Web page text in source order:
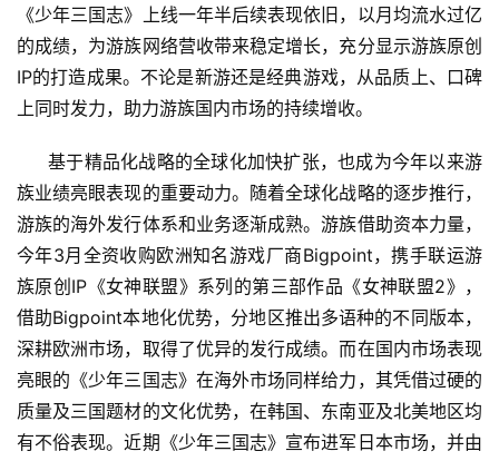
界
手
机
单
机
游
戏
休
闲
游
戏
《少年三国志》上线一年半后续表现依旧，以月均流水过亿
的成绩，为游族网络营收带来稳定增长，充分显示游族原创
IP的打造成果。不论是新游还是经典游戏，从品质上、口碑
上同时发力，助力游族国内市场的持续增收。
基于精品化战略的全球化加快扩张，也成为今年以来游
族业绩亮眼表现的重要动力。随着全球化战略的逐步推行，
游族的海外发行体系和业务逐渐成熟。游族借助资本力量，
今年3月全资收购欧洲知名游戏厂商Bigpoint，携手联运游
族原创IP《女神联盟》系列的第三部作品《女神联盟2》，
借助Bigpoint本地化优势，分地区推出多语种的不同版本，
深耕欧洲市场，取得了优异的发行成绩。而在国内市场表现
亮眼的《少年三国志》在海外市场同样给力， 其凭借过硬的
质量及三国题材的文化优势，在韩国、东南亚及北美地区均
有不俗表现。近期《少年三国志》宣布进军日本市场，并由